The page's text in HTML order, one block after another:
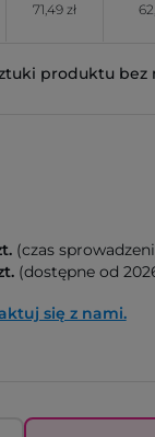
71,49 zł
produktu bez
(czas
(dostępne od
się z nami.